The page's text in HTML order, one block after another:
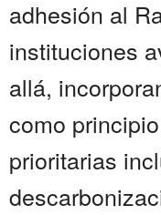
adhesión al
instituciones
allá,
como
prioritarias